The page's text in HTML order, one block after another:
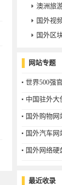
澳洲旅
国外视
国外区
网站专题
世界500强
中国驻外大
国外购物网
国外汽车网
国外网络
最近收录